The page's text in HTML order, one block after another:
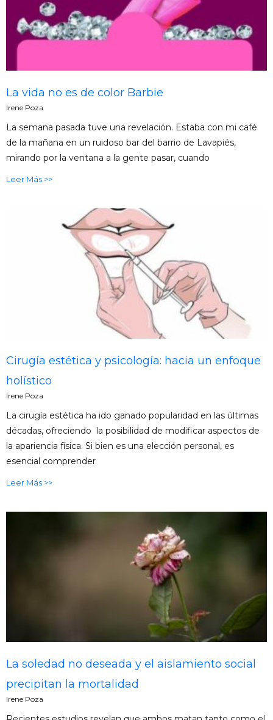
La vida no es de color Barbie
Irene Poza
La semana pasada tuve una revelación. Estaba con mi café
de la mañana en un ruidoso bar del barrio de Lavapiés,
mirando por la ventana a la gente pasar, cuando
Leer Más >>
Cirugía estética y psicología: hacia un enfoque
holístico
Irene Poza
La cirugía estética ha ido ganado popularidad en las últimas
décadas, ofreciendo la posibilidad de modificar aspectos de
la apariencia física. Si bien es una elección personal, es
esencial comprender
Leer Más >>
La soledad no deseada y el aislamiento social
precipitan la mortalidad
Irene Poza